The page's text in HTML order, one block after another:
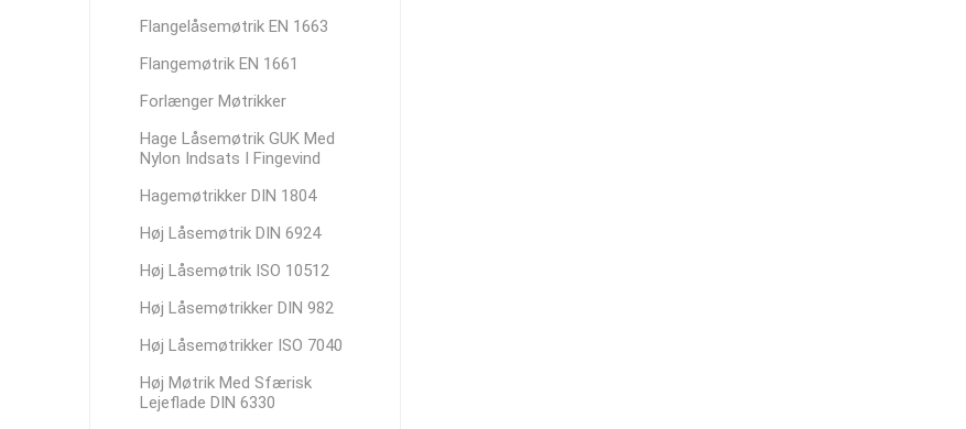
Flangelåsemøtrik EN 1663
Flangemøtrik EN 1661
Forlænger Møtrikker
Hage Låsemøtrik GUK Med
Nylon Indsats I Fingevind
Hagemøtrikker DIN 1804
Høj Låsemøtrik DIN 6924
Høj Låsemøtrik ISO 10512
Høj Låsemøtrikker DIN 982
Høj Låsemøtrikker ISO 7040
Høj Møtrik Med Sfærisk
Lejeflade DIN 6330